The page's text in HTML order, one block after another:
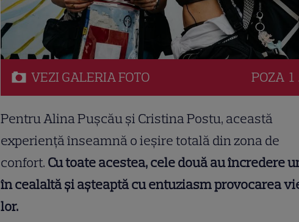
VEZI GALERIAFOTO POZA 1
Pentru Alina Pușcău și Cristina Postu, această
experiență înseamnă o ieșire totală din zona de
confort. Cu toate acestea, cele două au încredere
în cealaltă și așteaptă cu entuziasm provocarea
lor.